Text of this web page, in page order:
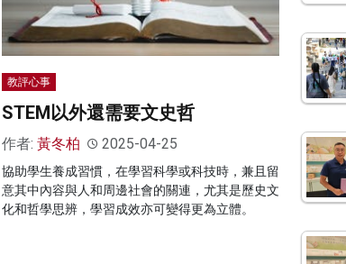
教評心事
STEM以外還需要文史哲
作者: 黃冬柏 2025-04-25
協助學生養成習慣，在學習科學或科技時，兼且留
意其中內容與人和周邊社會的關連，尤其是歷史文
化和哲學思辨，學習成效亦可變得更為立體。